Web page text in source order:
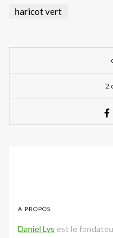
haricot vert
2
A PROPOS
Daniel Lys est le